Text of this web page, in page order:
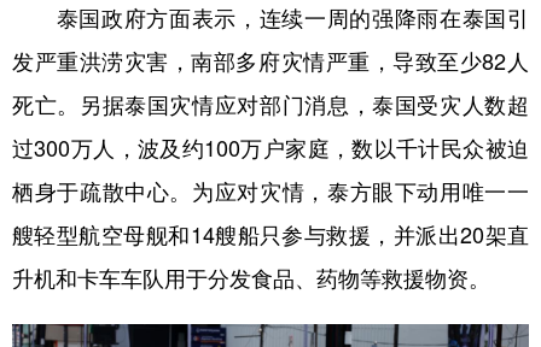
食品 人居 信息化 数字经济
彩票 娱乐 时尚 悦读
公益 一带一路 亚太网 上市公司
文化产业
泰国政府方面表示，连续一周的强降雨在泰国引
发严重洪涝灾害，南部多府灾情严重，导致至少82人
死亡。另据泰国灾情应对部门消息，泰国受灾人数超
过300万人，波及约100万户家庭，数以千计民众被迫
栖身于疏散中心。为应对灾情，泰方眼下动用唯一一
艘轻型航空母舰和14艘船只参与救援，并派出20架直
升机和卡车车队用于分发食品、药物等救援物资。